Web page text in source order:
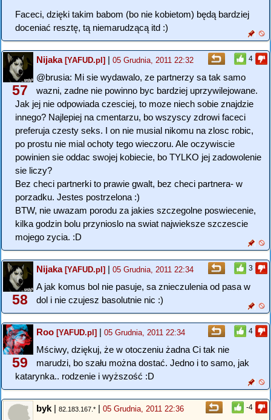
Faceci, dzięki takim babom (bo nie kobietom) będą bardziej
doceniać resztę, tą niemarudzącą itd :)
4
57
Nijaka[YAFUD.pl] | 05 Grudnia, 2011 22:32
@brusia: Mi sie wydawalo, ze partnerzy sa tak samo
wazni, zadne nie powinno byc bardziej uprzywilejowane.
Jak jej nie odpowiada czesciej, to moze niech sobie znajdzie
innego? Najlepiej na cmentarzu, bo wszyscy zdrowi faceci
preferuja czesty seks. I on nie musial nikomu na zlosc robic,
po prostu nie mial ochoty tego wieczoru. Ale oczywiscie
powinien sie oddac swojej kobiecie, bo TYLKO jej zadowolenie
sie liczy?
Bez checi partnerki to prawie gwalt, bez checi partnera- w
porzadku. Jestes postrzelona :)
BTW, nie uwazam porodu za jakies szczegolne poswiecenie,
kilka godzin bolu przynioslo na swiat najwieksze szczescie
mojego zycia. :D
3
58
Nijaka[YAFUD.pl] | 05 Grudnia, 2011 22:34
A jak komus bol nie pasuje, sa znieczulenia od pasa w
dol i nie czujesz basolutnie nic :)
4
59
Roo [YAFUD.pl] | 05 Grudnia, 2011 22:34
Mściwy, dziękuj, że w otoczeniu żadna Ci tak nie
marudzi, bo szału można dostać. Jedno i to samo, jak
katarynka.. rodzenie i wyższość :D
-4
byk | 82.183.167.* | 05 Grudnia, 2011 22:36